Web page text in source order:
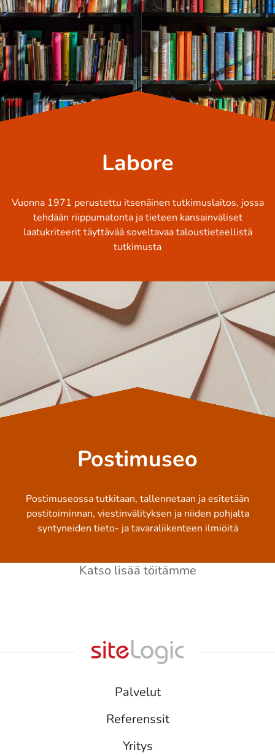
Labore
Vuonna 1971 perustettu itsenäinen tutkimuslaitos, jossa
tehdään riippumatonta ja tieteen kansainväliset
laatukriteerit täyttävää soveltavaa taloustieteellistä
tutkimusta
Postimuseo
Postimuseossa tutkitaan, tallennetaan ja esitetään
postitoiminnan, viestinvälityksen ja niiden pohjalta
syntyneiden tieto- ja tavaraliikenteen ilmiöitä
Katso lisää töitämme
Palvelut
Referenssit
Yritys